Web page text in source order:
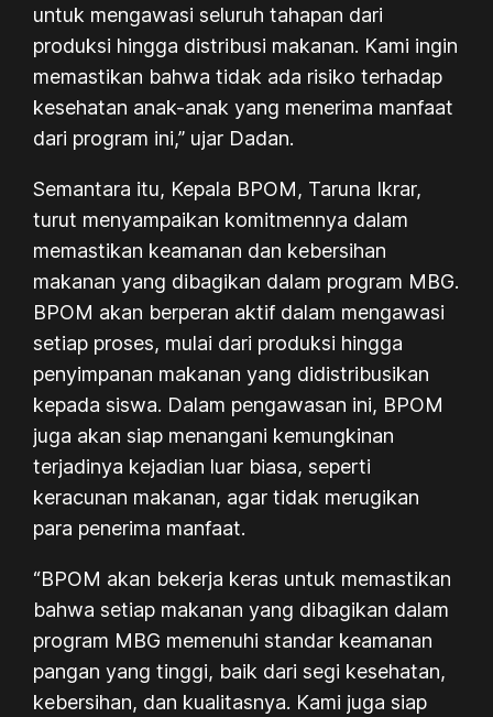
untuk mengawasi seluruh tahapan dari
produksi hingga distribusi makanan. Kami ingin
memastikan bahwa tidak ada risiko terhadap
kesehatan anak-anak yang menerima manfaat
dari program ini,” ujar Dadan.
Semantara itu, Kepala BPOM, Taruna Ikrar,
turut menyampaikan komitmennya dalam
memastikan keamanan dan kebersihan
makanan yang dibagikan dalam program MBG.
BPOM akan berperan aktif dalam mengawasi
setiap proses, mulai dari produksi hingga
penyimpanan makanan yang didistribusikan
kepada siswa. Dalam pengawasan ini, BPOM
juga akan siap menangani kemungkinan
terjadinya kejadian luar biasa, seperti
keracunan makanan, agar tidak merugikan
para penerima manfaat.
“BPOM akan bekerja keras untuk memastikan
bahwa setiap makanan yang dibagikan dalam
program MBG memenuhi standar keamanan
pangan yang tinggi, baik dari segi kesehatan,
kebersihan, dan kualitasnya. Kami juga siap